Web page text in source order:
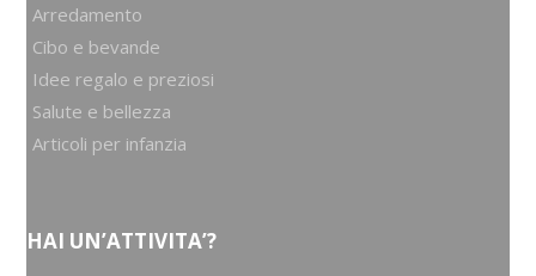
Arredamento
Cibo e bevande
Idee regalo e preziosi
Salute e bellezza
Articoli per infanzia
HAI UN’ATTIVITA’?